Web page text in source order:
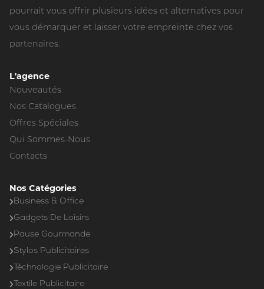
pourrait vous offrir plusieurs idées et alternatives pour
vous démarquer et laisser votre empreinte chez vos
partenaires.
L'agence
Nouveautés
Nos Catalogues
Offres Spéciales
Qui Sommes-Nous
Contacts
Nos Catégories
Business & Office
Gadgets De Loisirs
Pause Gourmande
Stylos Publicitaires
Téchnologie Publicitaire
Textile Publicitaire